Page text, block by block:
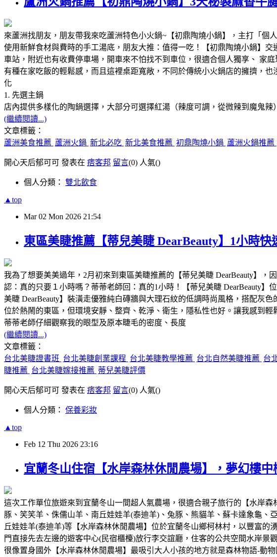
來蘆洲找朋友，朋友帶我來吃蘆洲特色小火鍋~【初鼎陶燒小鍋】，主打「
使用新鮮食材與費時的手工湯底，朋友大推：值得一吃！【初鼎陶燒小鍋】
車站，附近也有收費停車場，開車來不怕找不到車位，很適合個人獨享、 家
有種在家吃飯的輕鬆感，而且這裡桌距寬敞，不同於傳統小火鍋店的擁擠，
化
1. 先選主鍋
店內提供多樣化的陶鍋選擇，大部分可選擇紅湯（辣度可調，從微辣到魔鬼辣
(繼續閱讀...)
文章標籤：
蘆洲美食推薦 蘆洲火鍋 新北必吃 新北美食推薦 初鼎陶燒小鍋 蘆洲火鍋推薦
開心天后郁可可 發表在 痞客邦 留言(0) 人氣()
個人分類： 雙北飲食
▲top
Mar 02 Mon 2026 21:54
東區美睫推薦【蒂兒美睫 DearBeauty】1小時
我為了想要美美過年，2月初來到東區美睫推薦的【蒂兒美睫 DearBeauty】
認：真的只要１小時嗎？蒂蒂老師回：真的1小時！【蒂兒美睫 DearBeauty
美睫 DearBeauty】裝潢走優雅純白磚牆與大理石紋的低調時尚風格，搭配灰
位於熱鬧的東區，但環境安靜、整齊、乾淨、衛生，隱私性也好。讓我感到
蒂蒂老師仔細觀察我的眼型及原本睫毛的密度、長度
(繼續閱讀...)
文章標籤：
台北美睫證書班 台北美睫創業課程 台北美睫教學推薦 台北自然美睫推薦 台
睫推薦 台北美睫嫁接推薦 蒂兒美睫評價
開心天后郁可可 發表在 痞客邦 留言(0) 人氣()
個人分類： 保養彩妝
▲top
Feb 12 Thu 2026 23:16
宜蘭冬山住宿【水岸森林休閒農場】，夢幻樓
這次工作單位旅遊來到宜蘭冬山一間超人氣農場，很適合親子旅行的【水岸
豚、笑笑羊、侏儒山羊、南丘娃娃羊(泰迪羊)、兔豚、熊貓羊、蘇卡達象龜
丘娃娃羊(泰迪羊)等【水岸森林休閒農場】位於宜蘭冬山鄉柯林村，以豐富
門直接先去左邊的遊客中心(民宿櫃檯)放行李交誼廳，住客的公共空間水岸
很像置身國外【水岸森林休閒農場】最吸引大人小孩的地方就是森林物語-動